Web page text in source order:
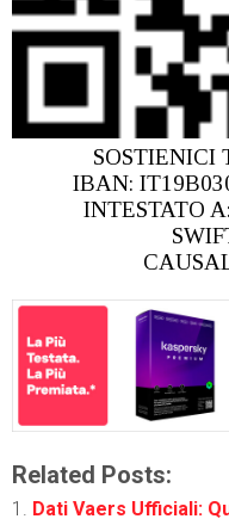
SOSTIENICI
IBAN:
INTESTATO
Related Posts:
Dati Vaers Ufficiali: